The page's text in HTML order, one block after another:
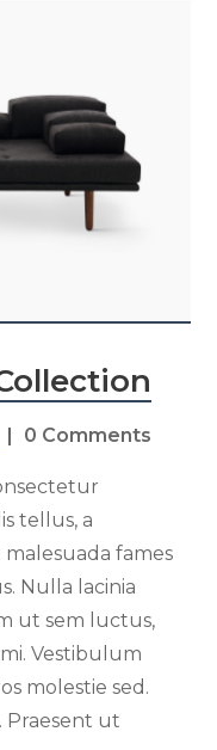
0 Comments
tellus, a
fames
Nulla lacinia
ut sem luctus,
Vestibulum
molestie sed.
Praesent ut